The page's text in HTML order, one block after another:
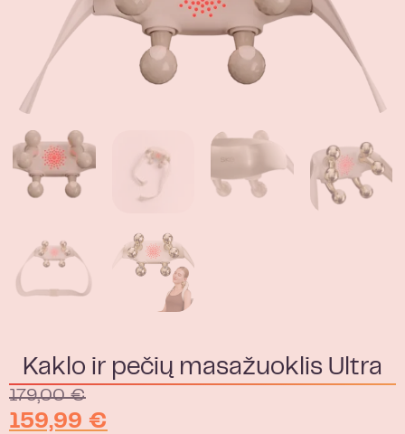
Kaklo ir pečių masažuoklis Ultra
179,00€
159,99 €